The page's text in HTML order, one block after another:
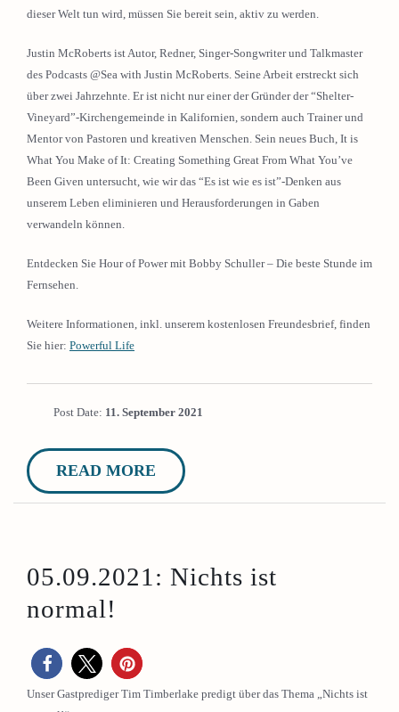
dieser Welt tun wird, müssen Sie bereit sein, aktiv zu werden.
Justin McRoberts ist Autor, Redner, Singer-Songwriter und Talkmaster
des Podcasts @Sea with Justin McRoberts. Seine Arbeit erstreckt sich
über zwei Jahrzehnte. Er ist nicht nur einer der Gründer der “Shelter-
Vineyard”-Kirchengemeinde in Kalifornien, sondern auch Trainer und
Mentor von Pastoren und kreativen Menschen. Sein neues Buch, It is
What You Make of It: Creating Something Great From What You’ve
Been Given untersucht, wie wir das “Es ist wie es ist”-Denken aus
unserem Leben eliminieren und Herausforderungen in Gaben
verwandeln können.
Entdecken Sie Hour of Power mit Bobby Schuller – Die beste Stunde im
Fernsehen.
Weitere Informationen, inkl. unserem kostenlosen Freundesbrief, finden
Sie hier: Powerful Life
Post Date: 11. September 2021
READ MORE
05.09.2021: Nichts ist
normal!
Unser Gastprediger Tim Timberlake predigt über das Thema „Nichts ist